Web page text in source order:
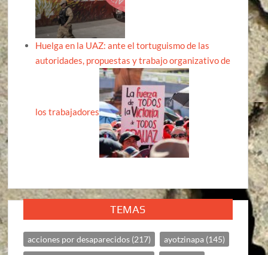
Huelga en la UAZ: ante el tortuguismo de las
autoridades, propuestas y trabajo organizativo de
los trabajadores
TEMAS
acciones por desaparecidos (217) ayotzinapa (145)